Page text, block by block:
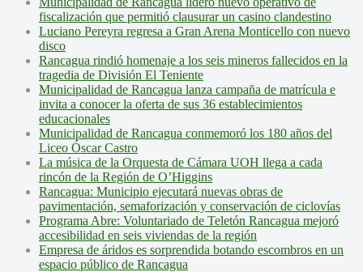
fiscalización que permitió clausurar un casino clandestino
Luciano Pereyra regresa a Gran Arena Monticello con nuevo
disco
Rancagua rindió homenaje a los seis mineros fallecidos en la
tragedia de División El Teniente
Municipalidad de Rancagua lanza campaña de matrícula e
invita a conocer la oferta de sus 36 establecimientos
educacionales
Municipalidad de Rancagua conmemoró los 180 años del
Liceo Óscar Castro
La música de la Orquesta de Cámara UOH llega a cada
rincón de la Región de O’Higgins
Rancagua: Municipio ejecutará nuevas obras de
pavimentación, semaforización y conservación de ciclovías
Programa Abre: Voluntariado de Teletón Rancagua mejoró
accesibilidad en seis viviendas de la región
Empresa de áridos es sorprendida botando escombros en un
espacio público de Rancagua